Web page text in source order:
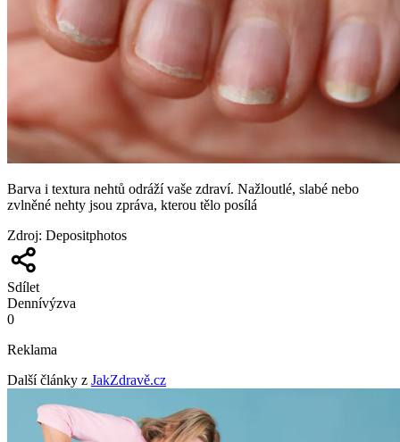
Barva i textura nehtů odráží vaše zdraví. Nažloutlé, slabé nebo
zvlněné nehty jsou zpráva, kterou tělo posílá
Zdroj: Depositphotos
Sdílet
Dennívýzva
0
Reklama
Další články z JakZdravě.cz